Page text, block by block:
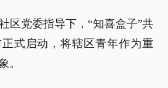
区党委指导下，“知喜盒子”共
式启动，将辖区青年作为重
。